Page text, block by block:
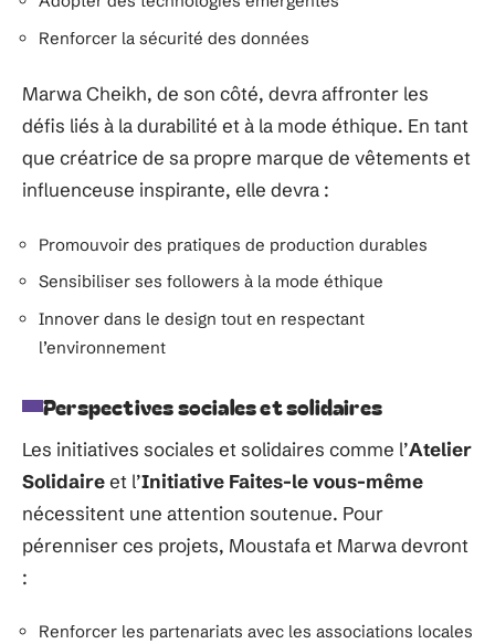
Renforcer la sécurité des données
Marwa Cheikh, de son côté, devra affronter les
défis liés à la durabilité et à la mode éthique. En tant
que créatrice de sa propre marque de vêtements et
influenceuse inspirante, elle devra :
Promouvoir des pratiques de production durables
Sensibiliser ses followers à la mode éthique
Innover dans le design tout en respectant
l’environnement
Perspectives sociales et solidaires
Les initiatives sociales et solidaires comme l’Atelier
Solidaireet l’Initiative Faites-le vous-même
nécessitent une attention soutenue. Pour
pérenniser ces projets, Moustafa et Marwa devront
:
Renforcer les partenariats avec les associations locales